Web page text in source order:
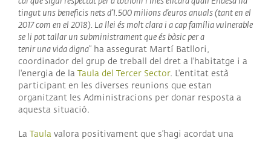
tingut uns beneficis nets d’1.500 milions d’euros anuals (tant en el
2017 com en el 2018). La llei és moltclara i a cap família vulnerable
se li pot tallar un subministrament que és bàsic per a
tenirunavida digna” ha assegurat Martí Batllori,
coordinador del grup de treball del dret a l'habitatge i a
l'energia de la Taula del Tercer Sector. L'entitat està
participant en les diverses reunions que estan
organitzant les Administracions per donar resposta a
aquesta situació.
La Taula valora positivament que s’hagi acordat una